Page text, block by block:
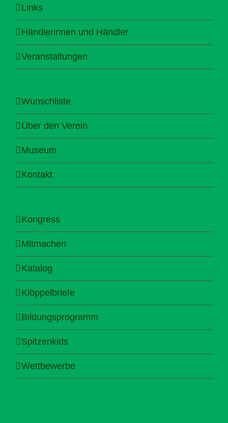
Links
Händlerinnen und Händler
Veranstaltungen
Wunschliste
Über den Verein
Museum
Kontakt
Kongress
Mitmachen
Katalog
Klöppelbriefe
Bildungsprogramm
Spitzenkids
Wettbewerbe